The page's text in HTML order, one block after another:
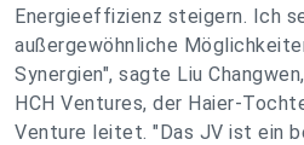
Energieeffizienz steigern. Ich
außergewöhnliche
Synergien", sagte Liu
HCH Ventures, der Haier-
Venture leitet. "Das JV ist ein